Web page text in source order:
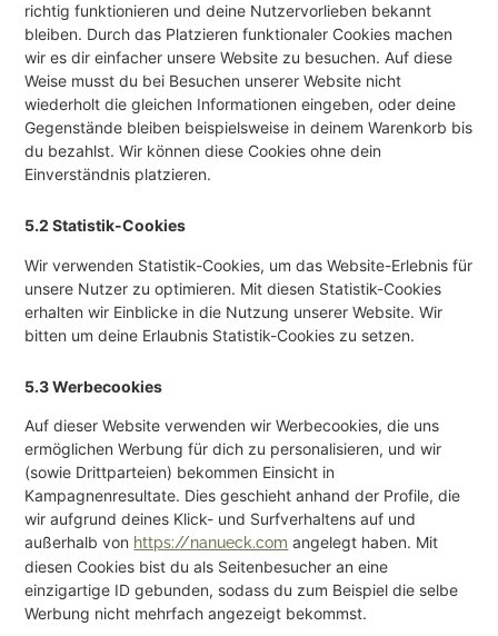
richtig funktionieren und deine Nutzervorlieben bekannt
bleiben. Durch das Platzieren funktionaler Cookies machen
wir es dir einfacher unsere Website zu besuchen. Auf diese
Weise musst du bei Besuchen unserer Website nicht
wiederholt die gleichen Informationen eingeben, oder deine
Gegenstände bleiben beispielsweise in deinem Warenkorb bis
du bezahlst. Wir können diese Cookies ohne dein
Einverständnis platzieren.
5.2 Statistik-Cookies
Wir verwenden Statistik-Cookies, um das Website-Erlebnis für
unsere Nutzer zu optimieren. Mit diesen Statistik-Cookies
erhalten wir Einblicke in die Nutzung unserer Website. Wir
bitten um deine Erlaubnis Statistik-Cookies zu setzen.
5.3 Werbecookies
Auf dieser Website verwenden wir Werbecookies, die uns
ermöglichen Werbung für dich zu personalisieren, und wir
(sowie Drittparteien) bekommen Einsicht in
Kampagnenresultate. Dies geschieht anhand der Profile, die
wir aufgrund deines Klick- und Surfverhaltens auf und
außerhalb von https://nanueck.com angelegt haben. Mit
diesen Cookies bist du als Seitenbesucher an eine
einzigartige ID gebunden, sodass du zum Beispiel die selbe
Werbung nicht mehrfach angezeigt bekommst.